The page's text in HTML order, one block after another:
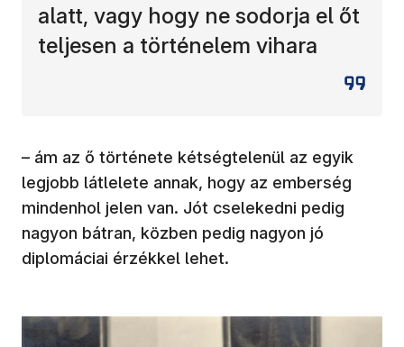
alatt, vagy hogy ne sodorja el őt
teljesen a történelem vihara
– ám az ő története kétségtelenül az egyik
legjobb látlelete annak, hogy az emberség
mindenhol jelen van. Jót cselekedni pedig
nagyon bátran, közben pedig nagyon jó
diplomáciai érzékkel lehet.